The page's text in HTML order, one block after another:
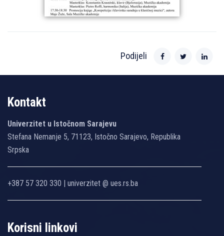
Podijeli
Kontakt
Univerzitet u Istočnom Sarajevu
Stefana Nemanje 5, 71123, Istočno Sarajevo, Republika
Srpska
+387 57 320 330 | univerzitet @ ues.rs.ba
Korisni linkovi